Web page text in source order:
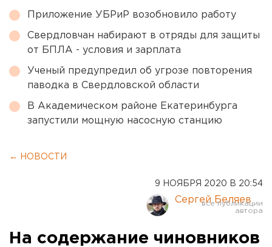
Приложение УБРиР возобновило работу
Свердловчан набирают в отряды для защиты
от БПЛА - условия и зарплата
Ученый предупредил об угрозе повторения
паводка в Свердловской области
В Академическом районе Екатеринбурга
запустили мощную насосную станцию
← НОВОСТИ
9 НОЯБРЯ 2020 В 20:54
Сергей Беляев
На содержание чиновников